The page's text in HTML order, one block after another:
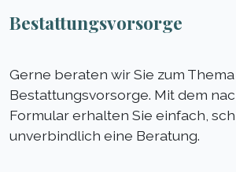
Bestattungsvorsorge
Gerne beraten wir Sie zum Thema
Bestattungsvorsorge. Mit dem
Formular erhalten Sie einfach,
unverbindlich eine Beratung.